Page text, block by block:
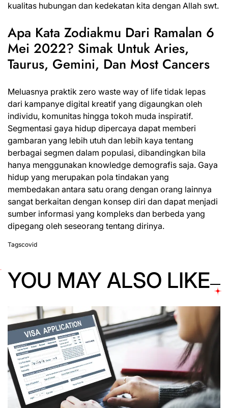
kualitas hubungan dan kedekatan kita dengan Allah swt.
Apa Kata Zodiakmu Dari Ramalan 6
Mei 2022? Simak Untuk Aries,
Taurus, Gemini, Dan Most Cancers
Meluasnya praktik zero waste way of life tidak lepas
dari kampanye digital kreatif yang digaungkan oleh
individu, komunitas hingga tokoh muda inspiratif.
Segmentasi gaya hidup dipercaya dapat memberi
gambaran yang lebih utuh dan lebih kaya tentang
berbagai segmen dalam populasi, dibandingkan bila
hanya menggunakan knowledge demografis saja. Gaya
hidup yang merupakan pola tindakan yang
membedakan antara satu orang dengan orang lainnya
sangat berkaitan dengan konsep diri dan dapat menjadi
sumber informasi yang kompleks dan berbeda yang
dipegang oleh seseorang tentang dirinya.
Tagscovid
YOU MAY ALSO LIKE